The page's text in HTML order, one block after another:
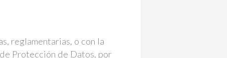
reglamentarias, o con la
Protección de Datos, por